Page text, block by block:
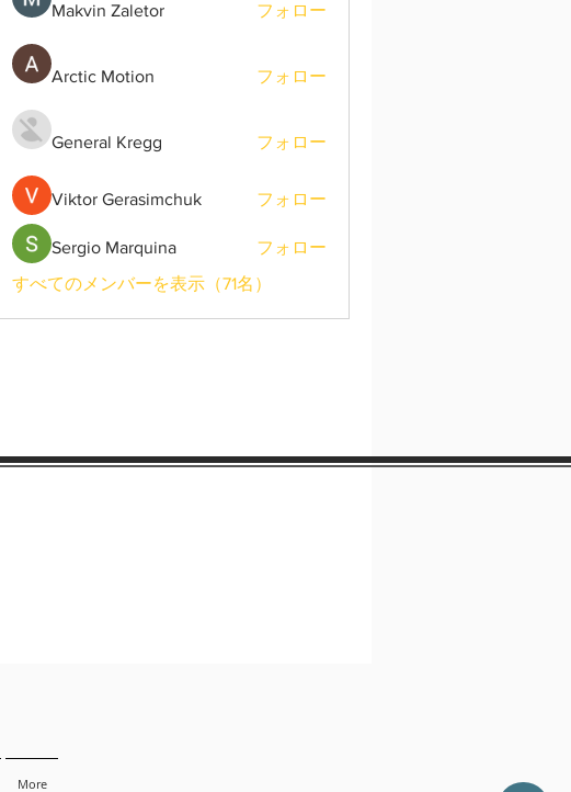
Makvin Zaletor フォロー
Arctic Motion フォロー
General Kregg フォロー
Viktor Gerasimchuk フォロー
Sergio Marquina
フォロー
すべてのメンバーを表示（71名）
More